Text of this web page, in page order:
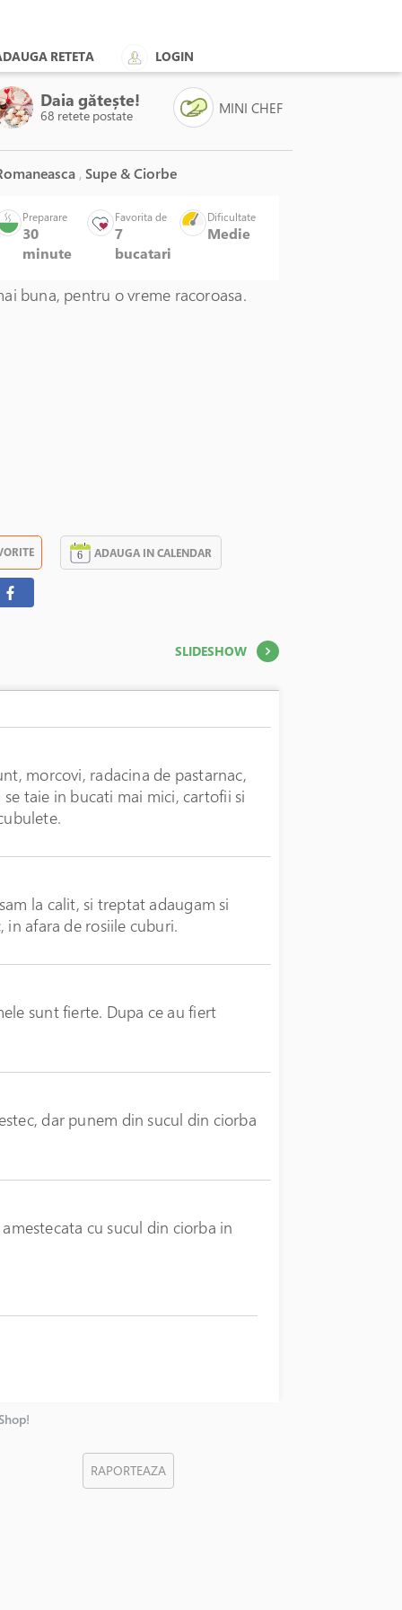
RETETA LOGIN
Daia gătește!
68 retete postate MINI CHEF
, Supe & Ciorbe
Preparare
30
minute
Favorita de
7
bucatari
Dificultate
Medie
buna, pentru o vreme racoroasa.
ADAUGA IN CALENDAR
SLIDESHOW
morcovi, radacina de pastarnac,
taie in bucati mai mici, cartofii si
la calit, si treptat adaugam si
in afara de rosiile cuburi.
sunt fierte. Dupa ce au fiert
dar punem din sucul din ciorba
cu sucul din ciorba in
RAPORTEAZA